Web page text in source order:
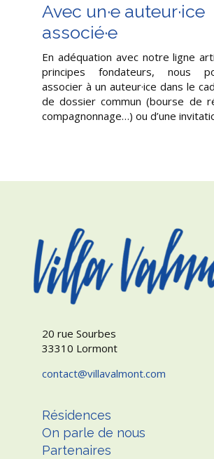
Avec un·e auteur·ice
associé·e
En adéquation avec notre ligne
principes fondateurs, nous
associer à un auteur·ice dans le
de dossier commun (bourse de
compagnonnage…) ou d’une
20 rue Sourbes
33310 Lormont
contact
villavalmont.com
Résidences
On parle de nous
Partenaires